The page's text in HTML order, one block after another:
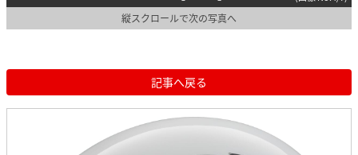
縦スクロールで次の写真へ
記事へ戻る